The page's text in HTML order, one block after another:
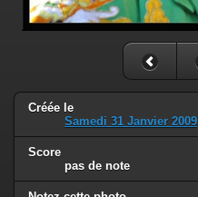
Créée le
Samedi 31 Janvier 2009
Score
pas de note